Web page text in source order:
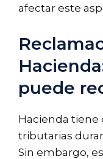
afectar este
puede
Hacienda tiene
tributarias
Sin embargo,